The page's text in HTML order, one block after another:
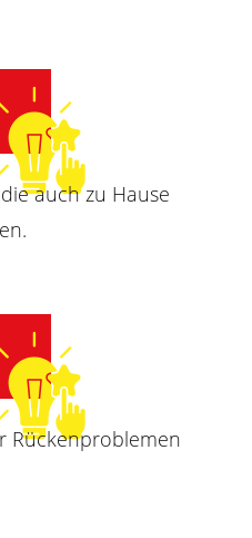
auch zu Hause
Rückenproblemen